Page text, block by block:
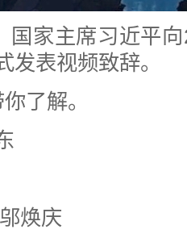
家主席习近平向
发表视频致辞。
了解。
焕庆